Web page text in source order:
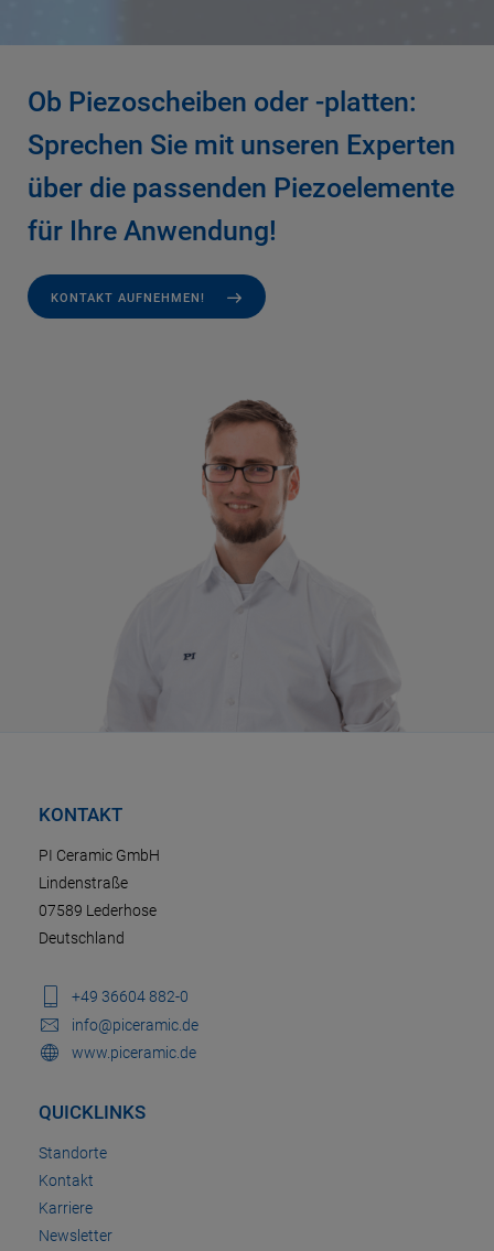
Ob Piezoscheiben oder -platten:
Sprechen Sie mit unseren Experten
über die passenden Piezoelemente
für Ihre Anwendung!
KONTAKT AUFNEHMEN!
KONTAKT
PI Ceramic GmbH
Lindenstraße
07589 Lederhose
Deutschland
+49 36604 882-0
info@piceramic.de
www.piceramic.de
QUICKLINKS
Standorte
Kontakt
Karriere
Newsletter